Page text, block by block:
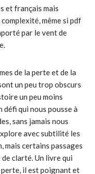
et français mais
même si pdf
par le vent de
de la perte et de la
un peu trop obscurs
un peu moins
qui nous pousse à
sans jamais nous
avec subtilité les
mais certains passages
clarté. Un livre qui
perte, il est poignant et